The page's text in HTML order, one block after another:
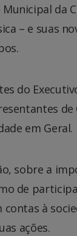
da
– e suas
do
em Geral.
sobre a
de
à
ações.